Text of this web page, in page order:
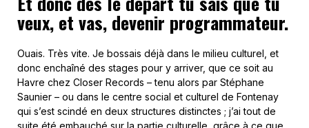
veux, et vas, devenir programmateur.
Ouais. Très vite. Je bossais déjà dans le milieu culturel, et
donc enchaîné des stages pour y arriver, que ce soit au
Havre chez Closer Records – tenu alors par Stéphane
Saunier – ou dans le centre social et culturel de Fontenay
qui s’est scindé en deux structures distinctes ; j’ai tout de
suite été embauché sur la partie culturelle, grâce à ce que